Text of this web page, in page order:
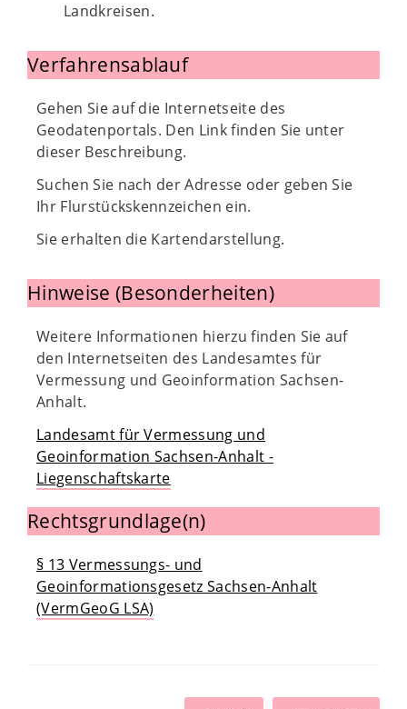
Landkreisen.
Verfahrensablauf
Gehen Sie auf die Internetseite des
Geodatenportals. Den Link finden Sie unter
dieser Beschreibung.
Suchen Sie nach der Adresse oder geben Sie
Ihr Flurstückskennzeichen ein.
Sie erhalten die Kartendarstellung.
Hinweise (Besonderheiten)
Weitere Informationen hierzu finden Sie auf
den Internetseiten des Landesamtes für
Vermessung und Geoinformation Sachsen-
Anhalt.
Landesamt für Vermessung und
Geoinformation Sachsen-Anhalt -
Liegenschaftskarte
Rechtsgrundlage(n)
§ 13 Vermessungs- und
Geoinformationsgesetz Sachsen-Anhalt
(VermGeoG LSA)